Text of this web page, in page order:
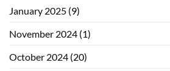
January 2025 (9)
November 2024 (1)
October 2024 (20)